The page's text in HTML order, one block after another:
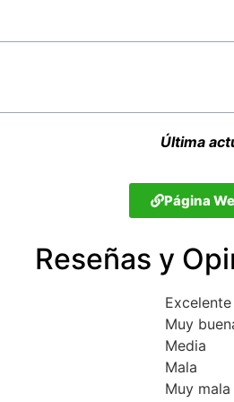
Última
Página
Reseñas y
Excelente
Muy
Media
Mala
Muy mala